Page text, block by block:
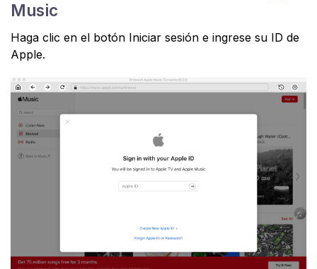
Music
Haga clic en el botón Iniciar sesión e ingrese su ID de
Apple.